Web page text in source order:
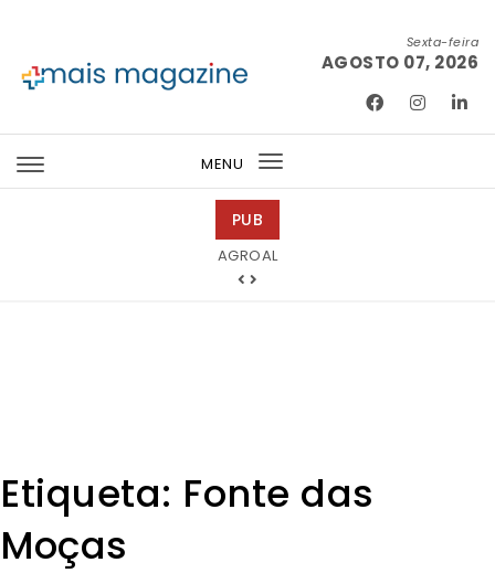
Sexta-feira
AGOSTO 07, 2026
MENU
Toggle
PUB
Tintas 2000
Etiqueta: Fonte das
Moças